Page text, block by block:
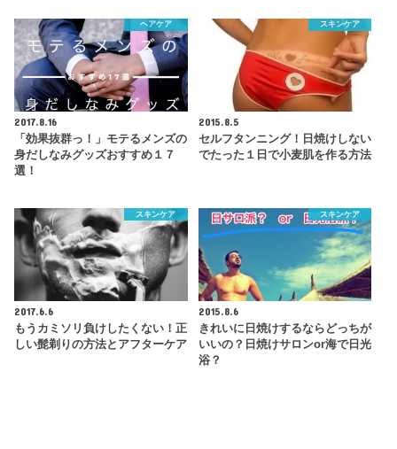
ヘアケア
2017.8.16
「効果抜群っ！」モテるメンズの
身だしなみグッズおすすめ１７
選！
スキンケア
2015.8.5
セルフタンニング！日焼けしない
でたった１日で小麦肌を作る方法
スキンケア
2017.6.6
もうカミソリ負けしたくない！正
しい髭剃りの方法とアフターケア
スキンケア
2015.8.6
きれいに日焼けするならどっちが
いいの？日焼けサロンor海で日光
浴？